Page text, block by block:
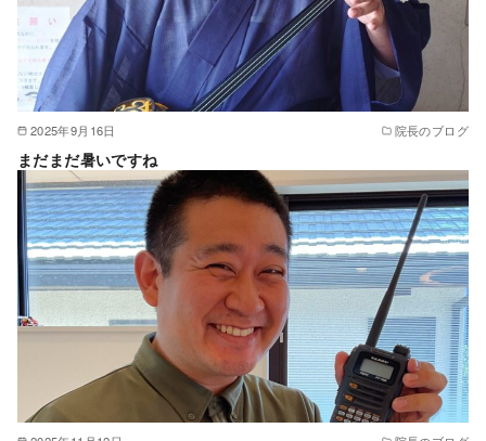
2025年9月16日 院長のブログ
まだまだ暑いですね